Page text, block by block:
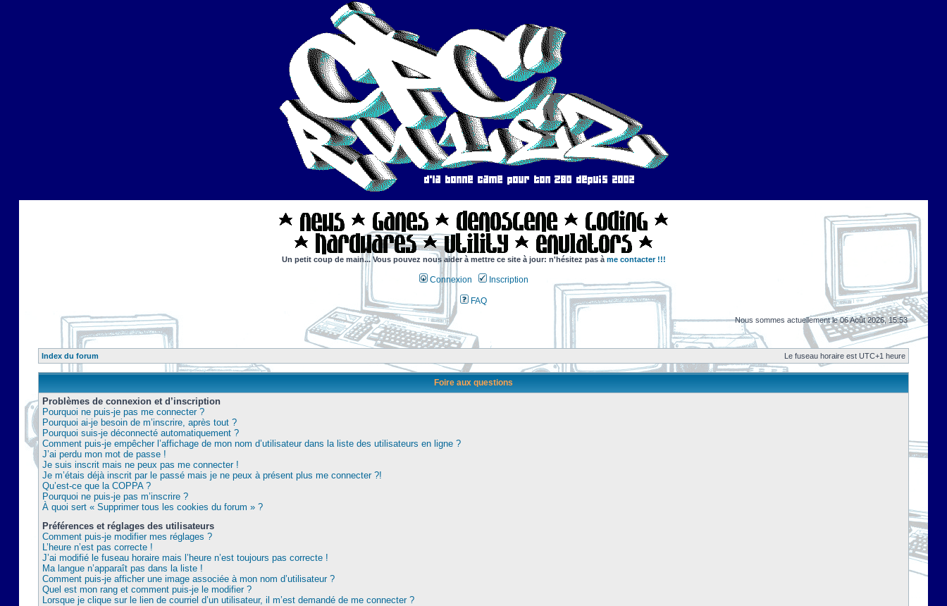
Un petit coup de main... Vous pouvez nous aider à mettre ce site à jour: n'hésitez pas à me contacter !!!
Connexion Inscription
FAQ
Nous sommes actuellement le 06 Août 2026, 15:53
Index du forum Le fuseau horaire est UTC+1 heure
Foire aux questions
Problèmes de connexion et d’inscription
Pourquoi ne puis-je pas me connecter ?
Pourquoi ai-je besoin de m’inscrire, après tout ?
Pourquoi suis-je déconnecté automatiquement ?
Comment puis-je empêcher l’affichage de mon nom d’utilisateur dans la liste des utilisateurs en ligne ?
J’ai perdu mon mot de passe !
Je suis inscrit mais ne peux pas me connecter !
Je m’étais déjà inscrit par le passé mais je ne peux à présent plus me connecter ?!
Qu’est-ce que la COPPA ?
Pourquoi ne puis-je pas m’inscrire ?
À quoi sert « Supprimer tous les cookies du forum » ?
Préférences et réglages des utilisateurs
Comment puis-je modifier mes réglages ?
L’heure n’est pas correcte !
J’ai modifié le fuseau horaire mais l’heure n’est toujours pas correcte !
Ma langue n’apparaît pas dans la liste !
Comment puis-je afficher une image associée à mon nom d’utilisateur ?
Quel est mon rang et comment puis-je le modifier ?
Lorsque je clique sur le lien de courriel d’un utilisateur, il m’est demandé de me connecter ?